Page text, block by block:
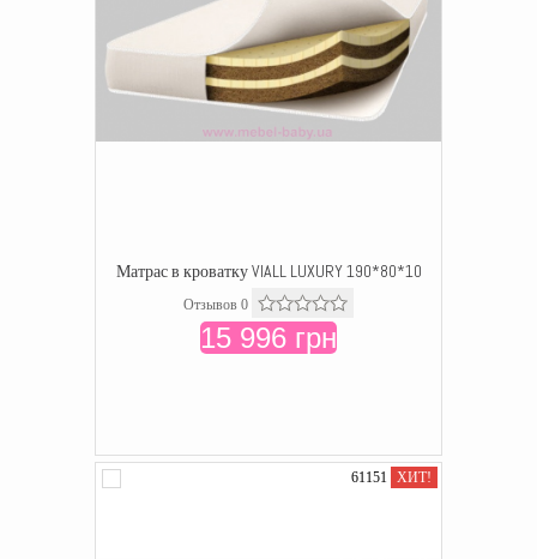
Матрас в кроватку VIALL LUXURY 190*80*10
Отзывов 0
15 996 грн
61151 ХИТ!